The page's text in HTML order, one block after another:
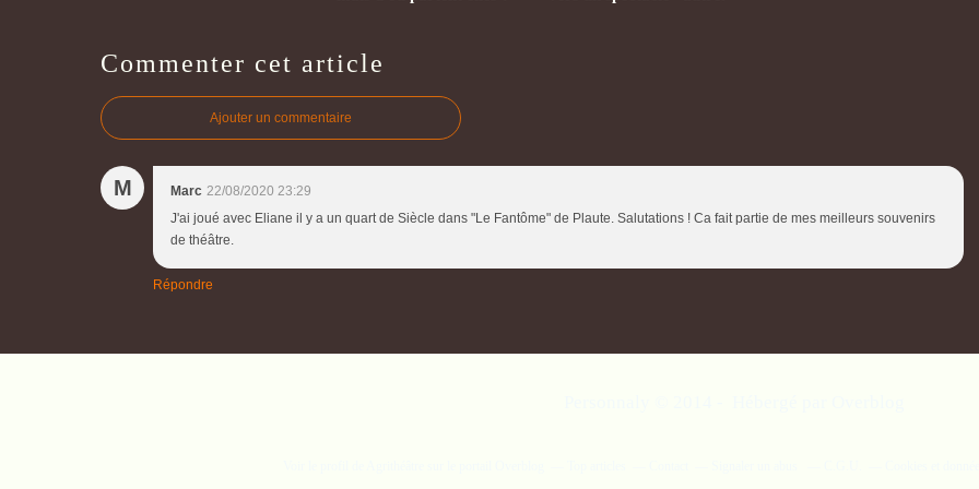
Commenter cet article
Ajouter un commentaire
M Marc 22/08/2020 23:29
J'ai joué avec Eliane il y a un quart de Siècle dans "Le Fantôme" de Plaute. Salutations ! Ca fait partie de mes meilleurs souvenirs
de théâtre.
Répondre